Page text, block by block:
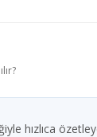
hızlıca